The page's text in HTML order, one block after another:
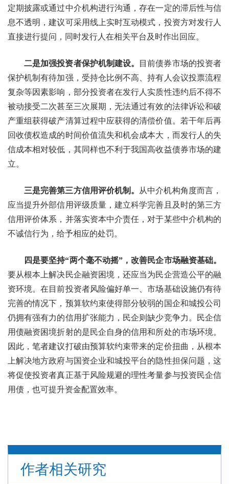
定期披露或通过中介机构进行沟通，存在一定的滞后性与信
息不透明，建议可采用线上实时互动模式，投资方对发行人
直接进行提问，同时发行人在相关平台及时作出回应。
二是加强投资者保护机制建设。
目前债券市场的投资者
保护机制有待加强，受持仓比例不高、持有人会议投票流程
复杂等因素影响，部分投资者在发行人实质性违约后不得不
被动接受二次甚至三次展期，无法通过有效的法律诉讼和破
产重组获得破产清算过程中应获得的清偿价值。若干年后再
回收债权造成的时间价值流失和机会成本大，而发行人的失
信成本相对较低，其同样也不利于我国高收益债券市场的建
立。
三是完善第三方信用评价机制。
从中介机构角度而言，
应当提升外部信用评级质量，建立科学完善且及时的第三方
信用评价体系，并落实资本中介责任，对于某些中介机构的
不诚信行为，给予相应的处罚。
四是要坚持“两个毫不动摇”，改善民企市场融资基础。
要从根本上解决民企融资困境，还应当为民企营造公平的融
资环境。在目前投资者风险偏好单一、市场基础设施仍有待
完善的情况下，预算软约束使得部分较弱的国企和城投公司
仍拥有强有力的信用扩张能力，民企则缺少竞争力。民企信
用债融资困境折射的是民企自身的信用和所处的市场环境。
因此，笔者建议打破由预算软约束带来的定价扭曲，从根本
上解决地方政府与国资企业和城投平台的隐性担保问题，这
将促使投资者真正基于风险规避的理性考量参与投资民企信
用债，也可提升资金配置效率。
作者相关研究